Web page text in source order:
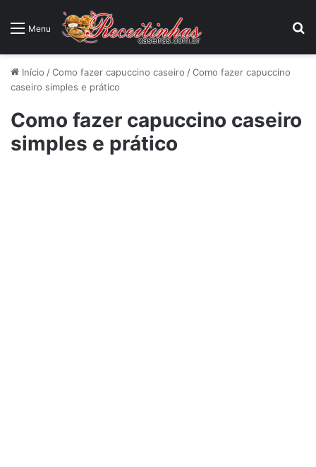
Menu
Início /Como fazer capuccino caseiro /Como fazer capuccino
caseiro simples e prático
Como fazer capuccino caseiro
simples e prático